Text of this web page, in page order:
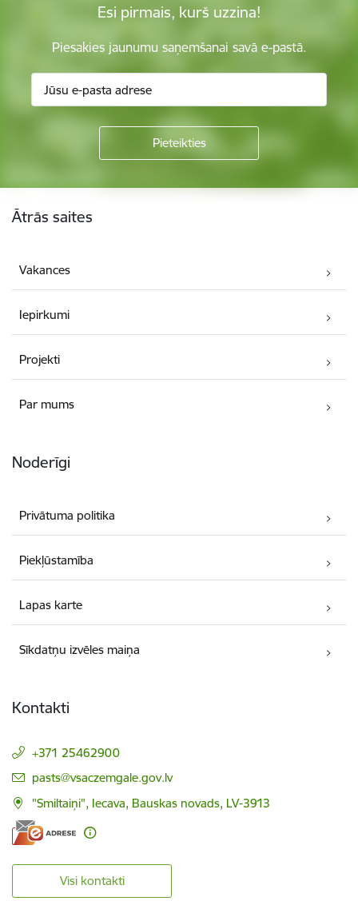
Esi pirmais, kurš uzzina!
Piesakies jaunumu saņemšanai savā e-pastā.
Ātrās saites
Vakances
Iepirkumi
Projekti
Par mums
Noderīgi
Privātuma politika
Piekļūstamība
Lapas karte
Sīkdatņu izvēles maiņa
Kontakti
+371 25462900
E-pasts:
pasts@vsaczemgale.gov.lv
"Smiltaiņi", Iecava, Bauskas novads, LV-3913
Visi kontakti